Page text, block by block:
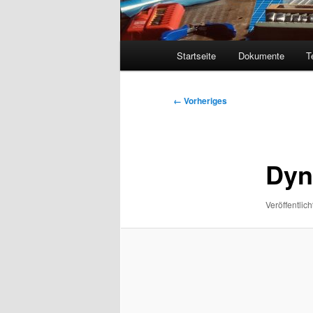
Startseite Dokumente
Bilder-
← Vorheriges